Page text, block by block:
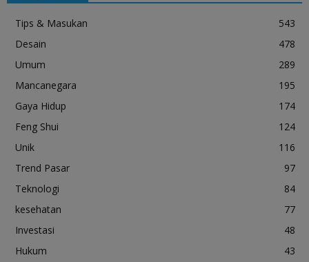
Tips & Masukan
543
Desain
478
Umum
289
Mancanegara
195
Gaya Hidup
174
Feng Shui
124
Unik
116
Trend Pasar
97
Teknologi
84
kesehatan
77
Investasi
48
Hukum
43